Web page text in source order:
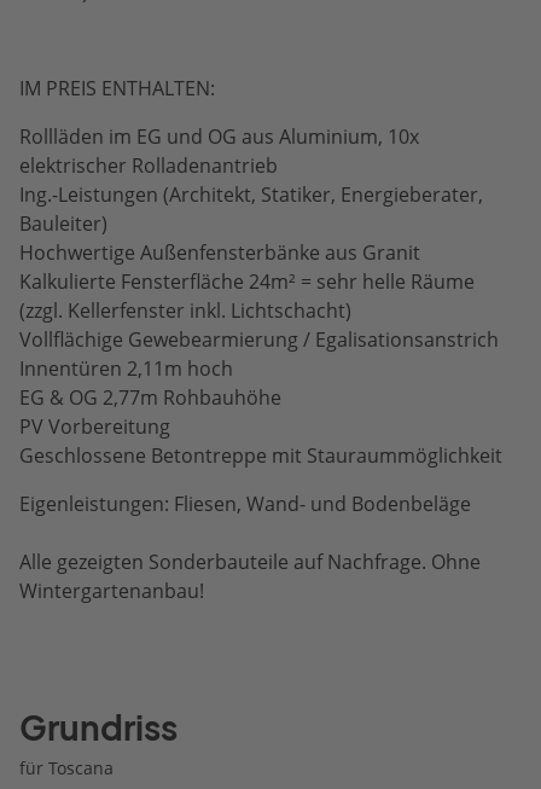
IM PREIS ENTHALTEN:
Rollläden im EG und OG aus Aluminium, 10x
elektrischer Rolladenantrieb
Ing.-Leistungen (Architekt, Statiker, Energieberater,
Bauleiter)
Hochwertige Außenfensterbänke aus Granit
Kalkulierte Fensterfläche 24m² = sehr helle Räume
(zzgl. Kellerfenster inkl. Lichtschacht)
Vollflächige Gewebearmierung / Egalisationsanstrich
Innentüren 2,11m hoch
EG & OG 2,77m Rohbauhöhe
PV Vorbereitung
Geschlossene Betontreppe mit Stauraummöglichkeit
Eigenleistungen: Fliesen, Wand- und Bodenbeläge
Alle gezeigten Sonderbauteile auf Nachfrage. Ohne
Wintergartenanbau!
Grundriss
für Toscana